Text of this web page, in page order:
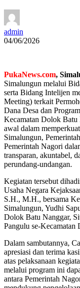
admin
04/06/2026
PukaNews.com,
Simalungun melalui
serta Bidang Intelijen
Meeting) terkait
Dana Desa dan
Kecamatan Dolok Batu
awal dalam
Simalungun,
Pemerintah Nagori
transparan, akuntabel,
perundang-undangan.
Kegiatan tersebut
Usaha Negara
S.H., M.H., bersama
Simalungun, Yudhi
Dolok Batu Nanggar,
Pangulu se-Kecamatan
Dalam sambutannya,
apresiasi dan terima
atas pelaksanaan
melalui program ini
antara Pemerintah